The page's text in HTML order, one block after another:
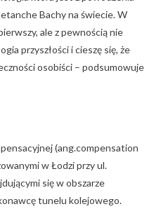
Bachy na świecie. W
ale z pewnością nie
przyszłości i cieszę się, że
osobiści – podsumowuje
(ang.compensation
w Łodzi przy ul.
się w obszarze
tunelu kolejowego.